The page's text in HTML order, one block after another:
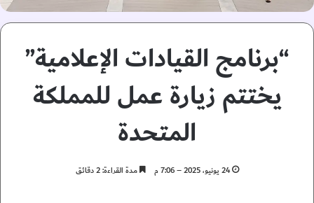
“برنامج القيادات الإعلامية”
يختتم زيارة عمل للمملكة
المتحدة
24 يونيو، 2025 – 7:06 م مدة القراءة: 2 دقائق